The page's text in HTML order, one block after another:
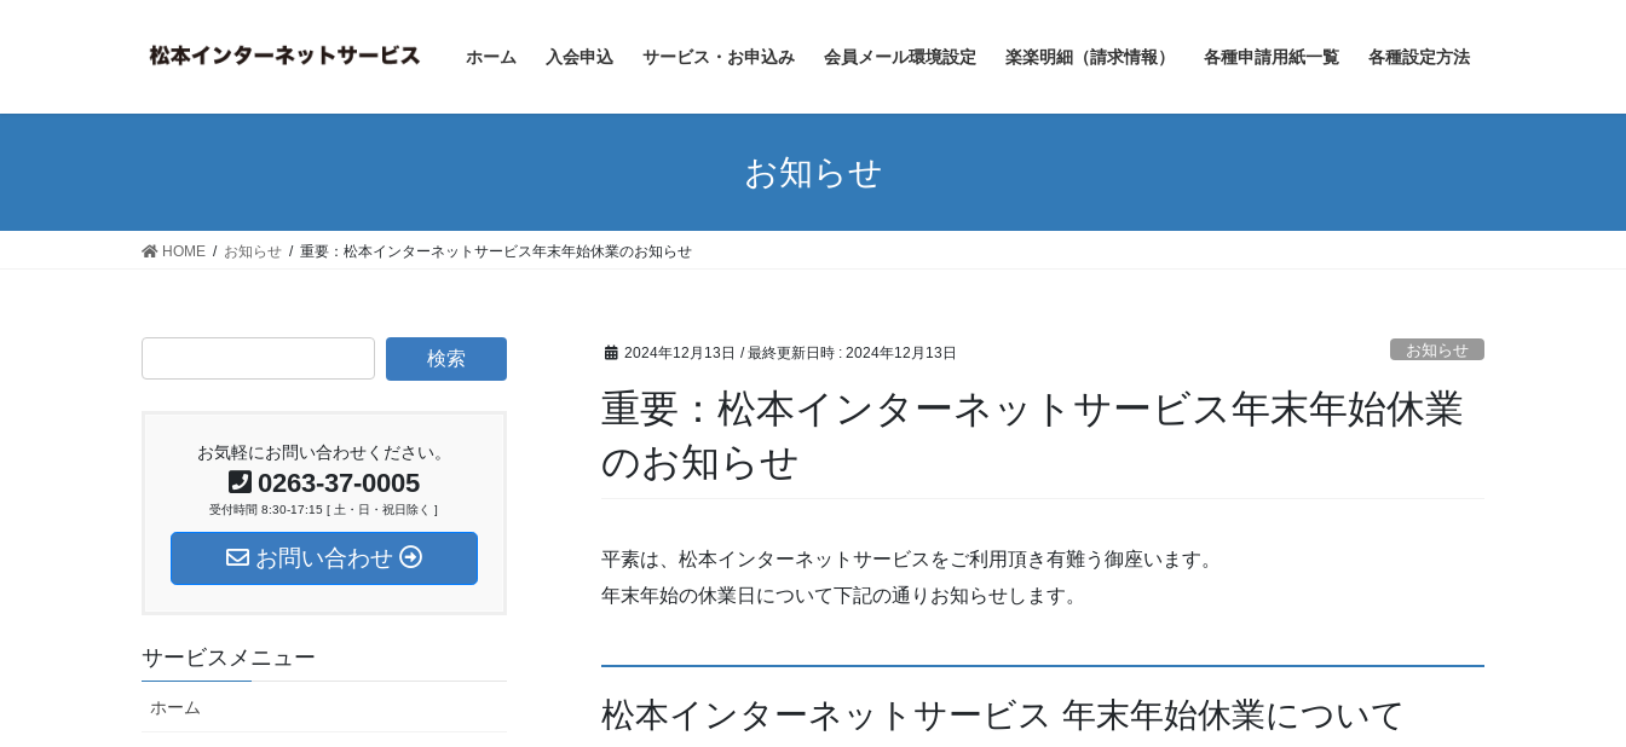
ホーム 入会申込 サービス・お申込み 会員メール環境設定 楽楽明細（請求情報） 各種申請用紙一覧 各種設定方法
お知らせ
HOME お知らせ 重要：松本インターネットサービス年末年始休業のお知らせ
2024年12月13日 / 最終更新日時 : 2024年12月13日 お知らせ
重要：松本インターネットサービス年末年始休業
のお知らせ
平素は、松本インターネットサービスをご利用頂き有難う御座います。
年末年始の休業日について下記の通りお知らせします。
松本インターネットサービス 年末年始休業について
お気軽にお問い合わせください。
0263-37-0005
受付時間 8:30-17:15 [ 土・日・祝日除く ]
お問い合わせ
サービスメニュー
ホーム